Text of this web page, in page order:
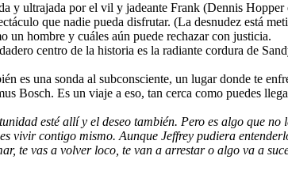
y ultrajada por el vil y jadeante Frank (Dennis
que nadie pueda disfrutar. (La desnudez está
un hombre y cuáles aún puede rechazar con justicia.
centro de la historia es la radiante cordura de
es una sonda al subconsciente, un lugar donde te
Bosch. Es un viaje a eso, tan cerca como puedes
esté allí y el deseo también. Pero es algo que
vivir contigo mismo. Aunque Jeffrey pudiera
te vas a volver loco, te van a arrestar o algo va a